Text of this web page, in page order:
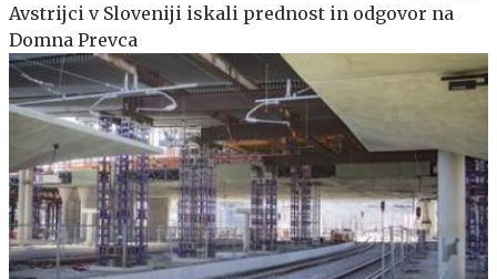
Avstrijci v Sloveniji iskali prednost in odgovor na
Domna Prevca